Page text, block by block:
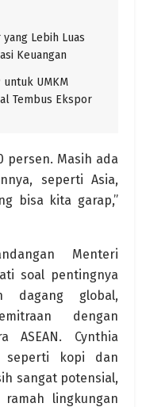
yang Lebih Luas
Keuangan
untuk UMKM
Tembus Ekspor
persen. Masih ada
seperti Asia,
bisa kita garap,”
Menteri
soal pentingnya
dagang global,
dengan
ASEAN. Cynthia
seperti kopi dan
sangat potensial,
lingkungan